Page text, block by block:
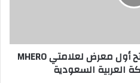
مجموعة عربيان فرونتير تفتتح أول معرض لعلامتي MHERO